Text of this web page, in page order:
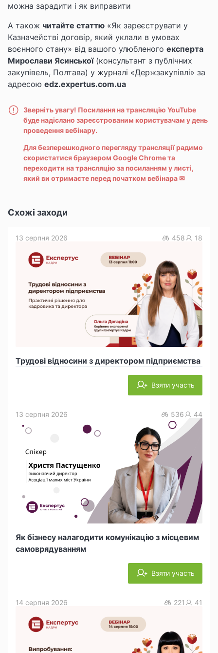
можна зарадити і як виправити
А також читайте статтю «Як зареєструвати у
Казначействі договір, який уклали в умовах
воєнного стану» від вашого улюбленого експерта
Мирослави Ясинської(консультант з публічних
закупівель, Полтава) у журналі «Держзакупівлі» за
адресою edz.expertus.com.ua
Зверніть увагу! Посилання на трансляцію YouTube
буде надіслано зареєстрованим користувачам у день
проведення вебінару.
Для безперешкодного перегляду трансляції радимо
скористатися браузером Google Chrome та
переходити на трансляцію за посиланням у листі,
який ви отримаєте перед початком вебінара ✉
Схожі заходи
Трудові відносини з директором підприємства
13 серпня 2026 458 18
Взяти участь
Як бізнесу налагодити комунікацію з місцевим
самоврядуванням
13 серпня 2026 536 44
Взяти участь
14 серпня 2026 221 41